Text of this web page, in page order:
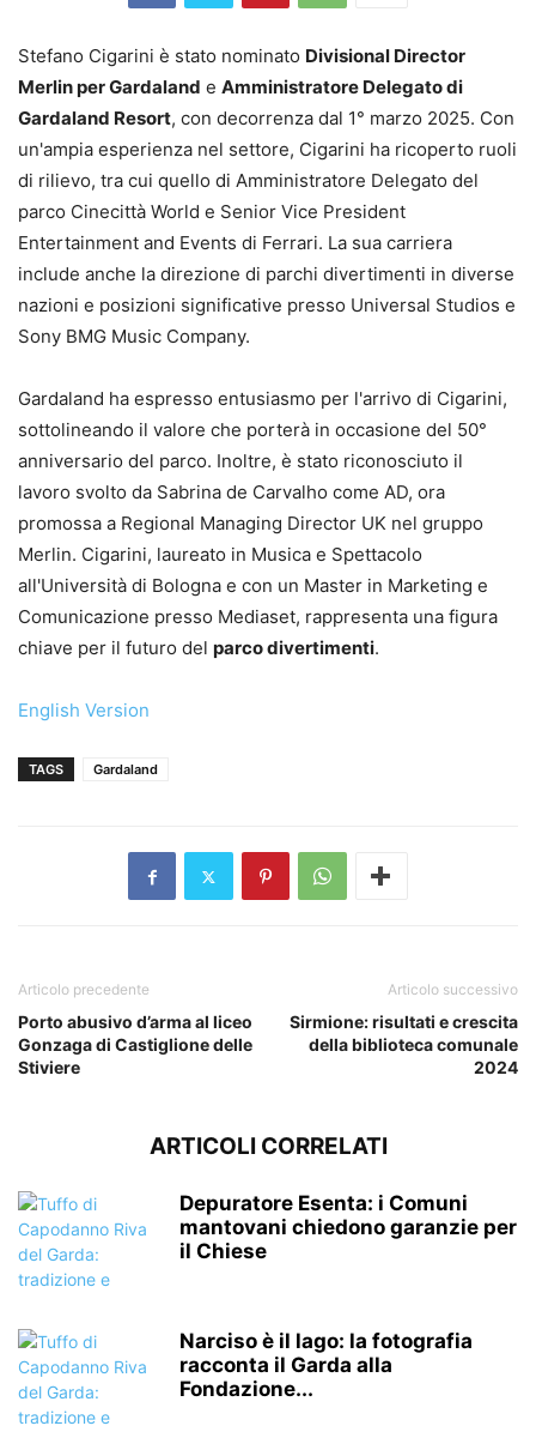
Stefano Cigarini è stato nominato Divisional Director
Merlin per Gardaland e Amministratore Delegato di
Gardaland Resort, con decorrenza dal 1° marzo 2025. Con
un'ampia esperienza nel settore, Cigarini ha ricoperto ruoli
di rilievo, tra cui quello di Amministratore Delegato del
parco Cinecittà World e Senior Vice President
Entertainment and Events di Ferrari. La sua carriera
include anche la direzione di parchi divertimenti in diverse
nazioni e posizioni significative presso Universal Studios e
Sony BMG Music Company.
Gardaland ha espresso entusiasmo per l'arrivo di Cigarini,
sottolineando il valore che porterà in occasione del 50°
anniversario del parco. Inoltre, è stato riconosciuto il
lavoro svolto da Sabrina de Carvalho come AD, ora
promossa a Regional Managing Director UK nel gruppo
Merlin. Cigarini, laureato in Musica e Spettacolo
all'Università di Bologna e con un Master in Marketing e
Comunicazione presso Mediaset, rappresenta una figura
chiave per il futuro del parco divertimenti.
English Version
TAGS Gardaland
Articolo precedente
Porto abusivo d’arma al liceo
Gonzaga di Castiglione delle
Stiviere
Articolo successivo
Sirmione: risultati e crescita
della biblioteca comunale
2024
ARTICOLI CORRELATI
Depuratore Esenta: i Comuni
mantovani chiedono garanzie per
il Chiese
Narciso è il lago: la fotografia
racconta il Garda alla
Fondazione...